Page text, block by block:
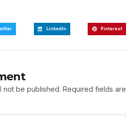
LinkedIn Pinterest
not be published. Required fields are